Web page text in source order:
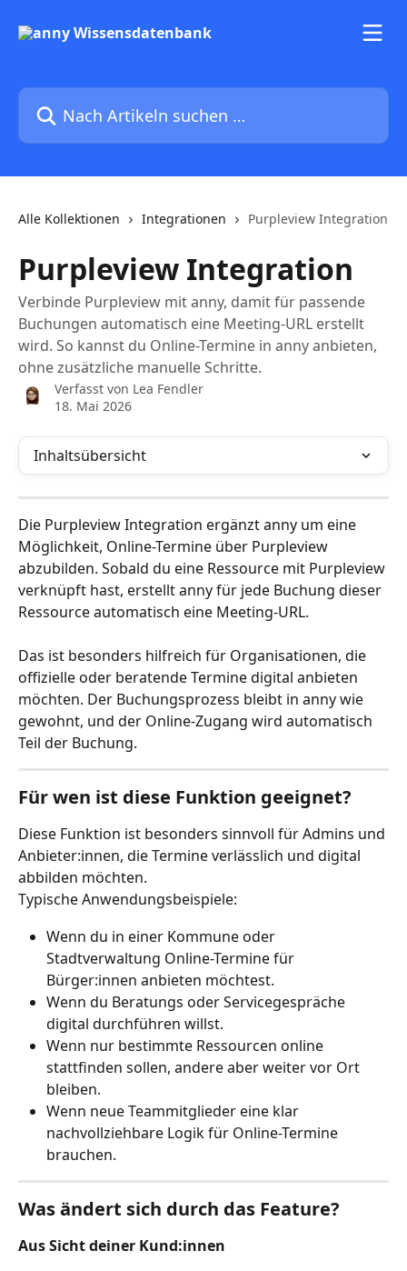
Nach Artikeln suchen …
Alle Kollektionen Integrationen Purpleview Integration
Purpleview Integration
Verbinde Purpleview mit anny, damit für passende
Buchungen automatisch eine Meeting-URL erstellt
wird. So kannst du Online-Termine in anny anbieten,
ohne zusätzliche manuelle Schritte.
Verfasst von Lea Fendler
18. Mai 2026
Inhaltsübersicht
Die Purpleview Integration ergänzt anny um eine
Möglichkeit, Online-Termine über Purpleview
abzubilden. Sobald du eine Ressource mit Purpleview
verknüpft hast, erstellt anny für jede Buchung dieser
Ressource automatisch eine Meeting-URL.
Das ist besonders hilfreich für Organisationen, die
offizielle oder beratende Termine digital anbieten
möchten. Der Buchungsprozess bleibt in anny wie
gewohnt, und der Online-Zugang wird automatisch
Teil der Buchung.
Für wen ist diese Funktion geeignet?
Diese Funktion ist besonders sinnvoll für Admins und
Anbieter:innen, die Termine verlässlich und digital
abbilden möchten.
Typische Anwendungsbeispiele:
Wenn du in einer Kommune oder
Stadtverwaltung Online-Termine für
Bürger:innen anbieten möchtest.
Wenn du Beratungs oder Servicegespräche
digital durchführen willst.
Wenn nur bestimmte Ressourcen online
stattfinden sollen, andere aber weiter vor Ort
bleiben.
Wenn neue Teammitglieder eine klar
nachvollziehbare Logik für Online-Termine
brauchen.
Was ändert sich durch das Feature?
Aus Sicht deiner Kund:innen